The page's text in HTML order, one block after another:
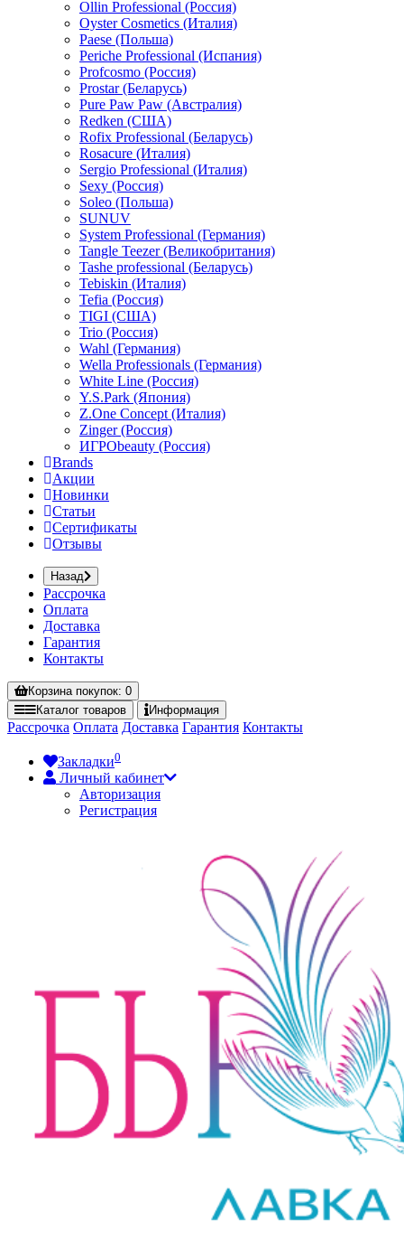
Ollin Professional (Россия)
Oyster Cosmetics (Италия)
Paese (Польша)
Periche Professional (Испания)
Profcosmo (Россия)
Prostar (Беларусь)
Pure Paw Paw (Австралия)
Redken (США)
Rofix Professional (Беларусь)
Rosacure (Италия)
Sergio Professional (Италия)
Sexy (Россия)
Soleo (Польша)
SUNUV
System Professional (Германия)
Tangle Teezer (Великобритания)
Tashe professional (Беларусь)
Tebiskin (Италия)
Tefia (Россия)
TIGI (США)
Trio (Россия)
Wahl (Германия)
Wella Professionals (Германия)
White Line (Россия)
Y.S.Park (Япония)
Z.One Concept (Италия)
Zinger (Россия)
ИГРОbeauty (Россия)
Brands
Акции
Новинки
Статьи
Сертификаты
Отзывы
Назад
Рассрочка
Оплата
Доставка
Гарантия
Контакты
Корзинапокупок: 0
Каталог товаров Информация
Рассрочка Оплата Доставка Гарантия Контакты
Закладки0
Личный кабинет
Авторизация
Регистрация